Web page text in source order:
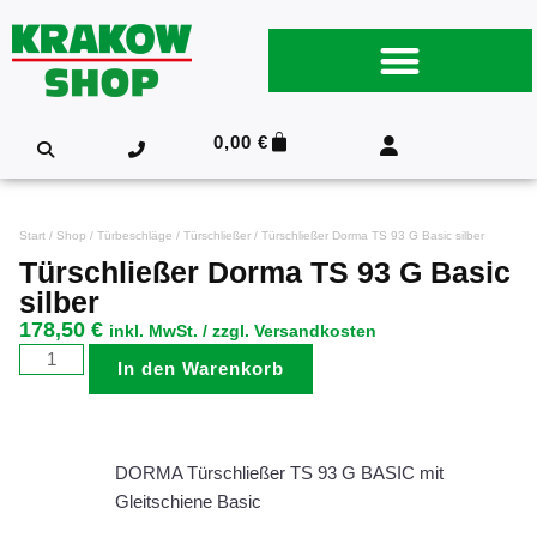
0,00€
Start / Shop / Türbeschläge / Türschließer / Türschließer Dorma TS 93 G Basic silber
Türschließer Dorma TS 93 G Basic
silber
178,50 € inkl. MwSt. / zzgl. Versandkosten
In den Warenkorb
DORMA Türschließer TS 93 G BASIC mit
Gleitschiene Basic